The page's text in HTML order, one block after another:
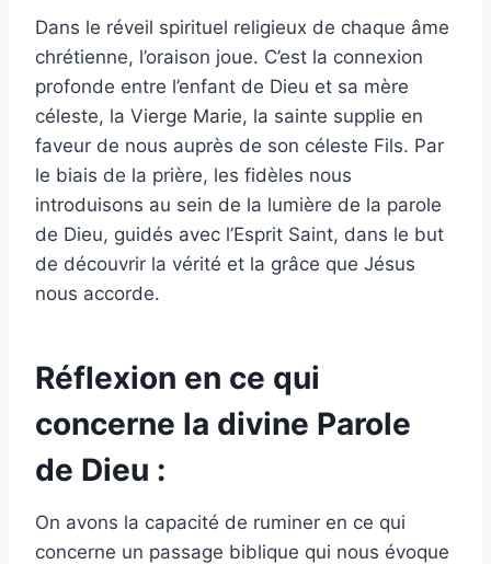
Dans le réveil spirituel religieux de chaque âme
chrétienne, l’oraison joue. C’est la connexion
profonde entre l’enfant de Dieu et sa mère
céleste, la Vierge Marie, la sainte supplie en
faveur de nous auprès de son céleste Fils. Par
le biais de la prière, les fidèles nous
introduisons au sein de la lumière de la parole
de Dieu, guidés avec l’Esprit Saint, dans le but
de découvrir la vérité et la grâce que Jésus
nous accorde.
Réflexion en ce qui
concerne la divine Parole
de Dieu :
On avons la capacité de ruminer en ce qui
concerne un passage biblique qui nous évoque